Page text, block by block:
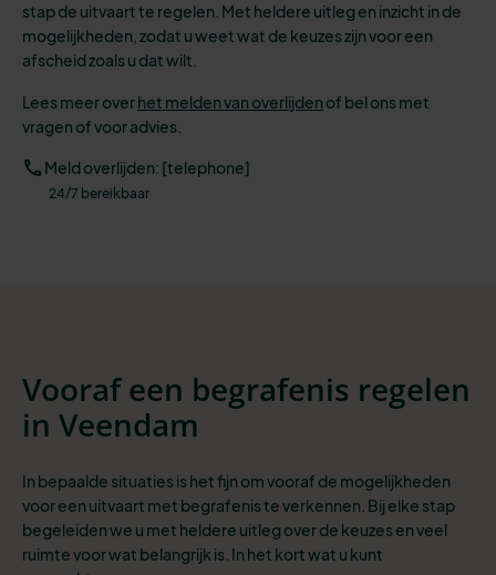
stap de uitvaart te regelen. Met heldere uitleg en inzicht in de
mogelijkheden, zodat u weet wat de keuzes zijn voor een
afscheid zoals u dat wilt.
Lees meer overhet melden van overlijden of bel ons met
vragen of voor advies.
Meld overlijden: [telephone]
24/7 bereikbaar
Vooraf een begrafenis regelen
in Veendam
In bepaalde situaties is het fijn om vooraf de mogelijkheden
voor een uitvaart met begrafenis te verkennen. Bij elke stap
begeleiden we u met heldere uitleg over de keuzes en veel
ruimte voor wat belangrijk is. In het kort wat u kunt